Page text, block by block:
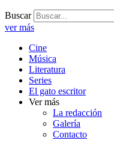
Buscar
ver más
Cine
Música
Literatura
Series
El gato escritor
Ver más
La redacción
Galería
Contacto